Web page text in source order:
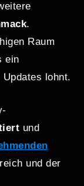
.
Raum
ein
lohnt.
und
und der